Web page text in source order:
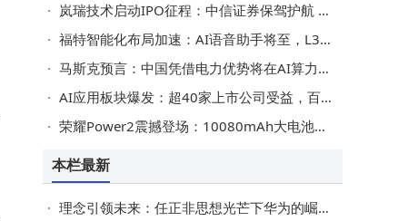
岚瑞技术启动IPO征程：中信证券保驾护航 董事长匡得军控股超七成
福特智能化布局加速：AI语音助手将至，L3自动驾驶与混动储能齐发力
马斯克预言：中国凭借电力优势将在AI算力竞争中占据领先地位
AI应用板块爆发：超40家上市公司受益，百度智能云成关键支撑
荣耀Power2震撼登场：10080mAh大电池领衔，性能配置全面升级！
本栏最新
理念引领未来：任正非思想光芒下华为的崛起与启示